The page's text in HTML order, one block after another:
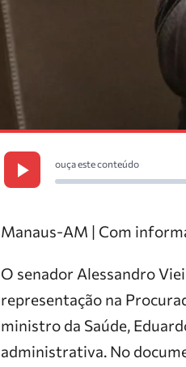
ouça este conteúdo
Manaus-AM | Com
O senador Alessandro
representação na
ministro da Saúde,
administrativa. No